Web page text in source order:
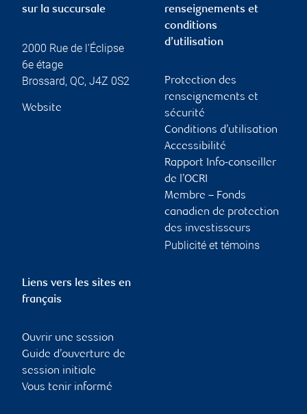
sur la succursale
2000 Rue de l'Éclipse
6e étage
Brossard, QC, J4Z 0S2
Website
renseignements et
conditions
d’utilisation
Protection des
renseignements et
sécurité
Conditions d’utilisation
Accessibilité
Rapport Info-conseiller
de l’OCRI
Membre – Fonds
canadien de protection
des investisseurs
Publicité et témoins
Liens vers les sites en
français
Ouvrir une session
Guide d’ouverture de
session initiale
Vous tenir informé